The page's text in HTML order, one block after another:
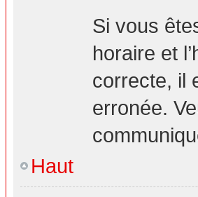
Si vous
horaire et
correcte, il
erronée.
Haut